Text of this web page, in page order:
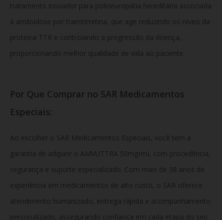
tratamento inovador para polineuropatia hereditária associada
à amiloidose por transtirretina, que age reduzindo os níveis da
proteína TTR e controlando a progressão da doença,
proporcionando melhor qualidade de vida ao paciente.
Por Que Comprar no SAR Medicamentos
Especiais:
Ao escolher o SAR Medicamentos Especiais, você tem a
garantia de adquirir o AMVUTTRA 50mg/mL com procedência,
segurança e suporte especializado. Com mais de 38 anos de
experiência em medicamentos de alto custo, o SAR oferece
atendimento humanizado, entrega rápida e acompanhamento
personalizado, assegurando confiança em cada etapa do seu